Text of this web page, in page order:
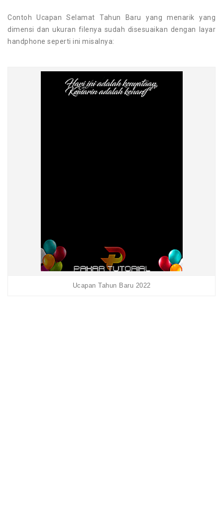
Contoh Ucapan Selamat Tahun Baru yang menarik yang
dimensi dan ukuran filenya sudah disesuaikan dengan layar
handphone seperti ini misalnya:
Ucapan Tahun Baru 2022